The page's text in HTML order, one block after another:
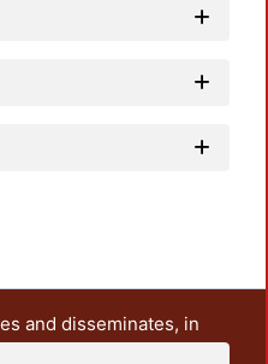
and disseminates, in
teaching and research